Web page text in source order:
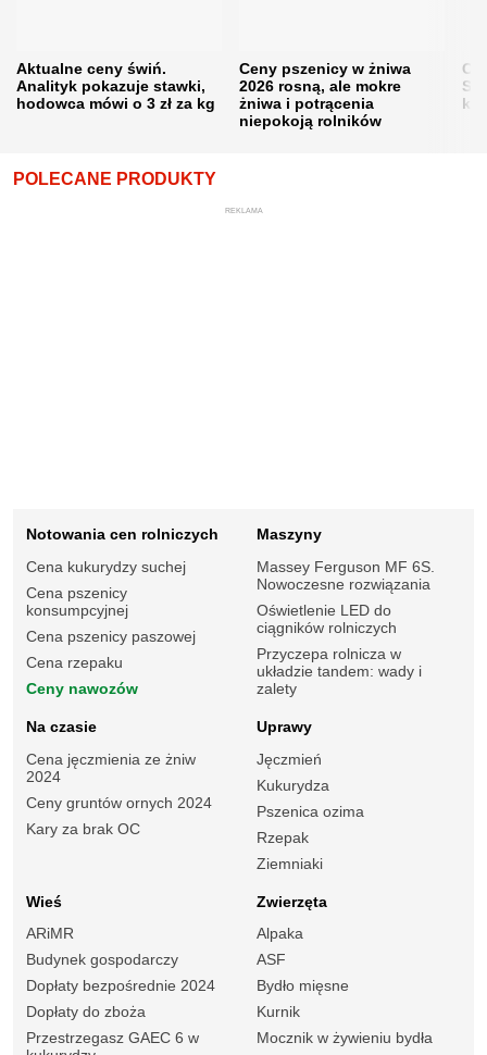
Aktualne ceny świń.
Analityk pokazuje stawki,
hodowca mówi o 3 zł za kg
Ceny pszenicy w żniwa
2026 rosną, ale mokre
żniwa i potrącenia
niepokoją rolników
POLECANE PRODUKTY
REKLAMA
Notowania cen rolniczych
Cena kukurydzy suchej
Cena pszenicy
konsumpcyjnej
Cena pszenicy paszowej
Cena rzepaku
Ceny nawozów
Maszyny
Massey Ferguson MF 6S.
Nowoczesne rozwiązania
Oświetlenie LED do
ciągników rolniczych
Przyczepa rolnicza w
układzie tandem: wady i
zalety
Na czasie
Cena jęczmienia ze żniw
2024
Ceny gruntów ornych 2024
Kary za brak OC
Uprawy
Jęczmień
Kukurydza
Pszenica ozima
Rzepak
Ziemniaki
Wieś
ARiMR
Budynek gospodarczy
Dopłaty bezpośrednie 2024
Dopłaty do zboża
Przestrzegasz GAEC 6 w
Zwierzęta
Alpaka
ASF
Bydło mięsne
Kurnik
Mocznik w żywieniu bydła